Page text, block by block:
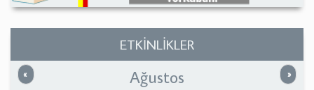
ETKİNLİKLER
« Önceki »
Ağustos